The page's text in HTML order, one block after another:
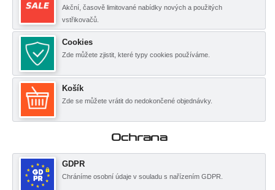
Akční, časově limitované nabídky nových a použitých
vstřikovačů.
Cookies
Zde můžete zjistit, které typy cookies používáme.
Košík
Zde se můžete vrátit do nedokončené objednávky.
Ochrana
GDPR
Chráníme osobní údaje v souladu s nařízením GDPR.